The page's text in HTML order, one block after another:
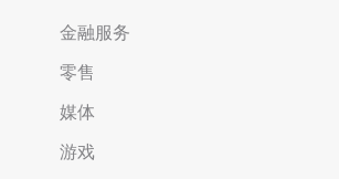
金融服务
零售
媒体
游戏